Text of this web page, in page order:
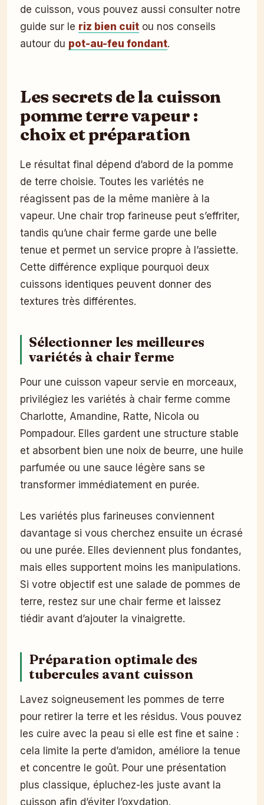
de cuisson, vous pouvez aussi consulter notre
guide sur le riz bien cuit ou nos conseils
autour du pot-au-feu fondant.
Les secrets de la cuisson
pomme terre vapeur :
choix et préparation
Le résultat final dépend d’abord de la pomme
de terre choisie. Toutes les variétés ne
réagissent pas de la même manière à la
vapeur. Une chair trop farineuse peut s’effriter,
tandis qu’une chair ferme garde une belle
tenue et permet un service propre à l’assiette.
Cette différence explique pourquoi deux
cuissons identiques peuvent donner des
textures très différentes.
Sélectionner les meilleures
variétés à chair ferme
Pour une cuisson vapeur servie en morceaux,
privilégiez les variétés à chair ferme comme
Charlotte, Amandine, Ratte, Nicola ou
Pompadour. Elles gardent une structure stable
et absorbent bien une noix de beurre, une huile
parfumée ou une sauce légère sans se
transformer immédiatement en purée.
Les variétés plus farineuses conviennent
davantage si vous cherchez ensuite un écrasé
ou une purée. Elles deviennent plus fondantes,
mais elles supportent moins les manipulations.
Si votre objectif est une salade de pommes de
terre, restez sur une chair ferme et laissez
tiédir avant d’ajouter la vinaigrette.
Préparation optimale des
tubercules avant cuisson
Lavez soigneusement les pommes de terre
pour retirer la terre et les résidus. Vous pouvez
les cuire avec la peau si elle est fine et saine :
cela limite la perte d’amidon, améliore la tenue
et concentre le goût. Pour une présentation
plus classique, épluchez-les juste avant la
cuisson afin d’éviter l’oxydation.